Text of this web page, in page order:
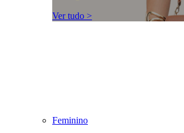
Ver tudo >
Feminino